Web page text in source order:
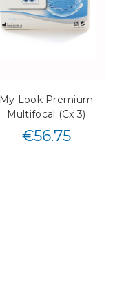
My Look Premium
Multifocal (Cx 3)
€56.75